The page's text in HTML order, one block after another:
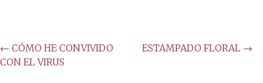
Post
navigation
← CÓMO HE CONVIVIDO
CON EL VIRUS
ESTAMPADO FLORAL →